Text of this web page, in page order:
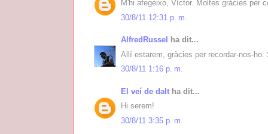
M'hi afegeixo, Víctor. Moltes gràcies per
30/8/11 12:31 p. m.
AlfredRussel
ha dit...
Allí estarem, gràcies per recordar-nos-ho.
30/8/11 1:16 p. m.
El veí de dalt ha dit...
Hi serem!
30/8/11 3:35 p. m.